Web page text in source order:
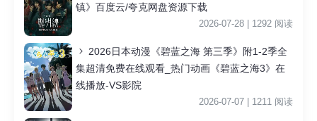
镇》百度云/夸克网盘资源下载
2026-07-28 | 1292 阅读
2026日本动漫《碧蓝之海 第三季》附1-2季全
集超清免费在线观看_热门动画《碧蓝之海3》在
线播放-VS影院
2026-07-07 | 1211 阅读